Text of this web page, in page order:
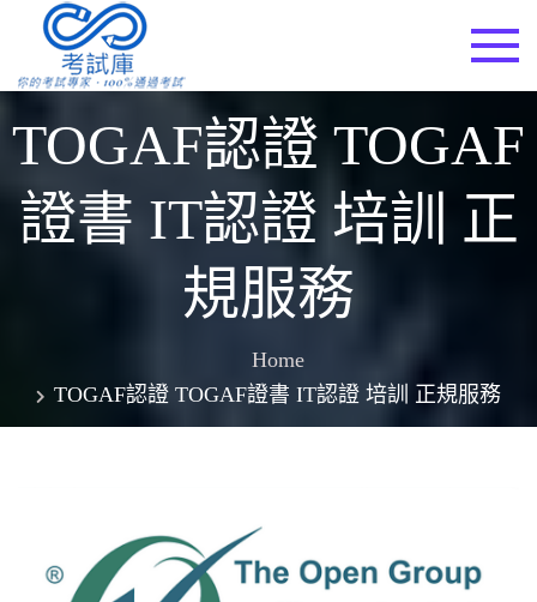
content
TOGAF認證 TOGAF
證書 IT認證 培訓 正
規服務
Home
TOGAF認證 TOGAF證書 IT認證 培訓 正規服務